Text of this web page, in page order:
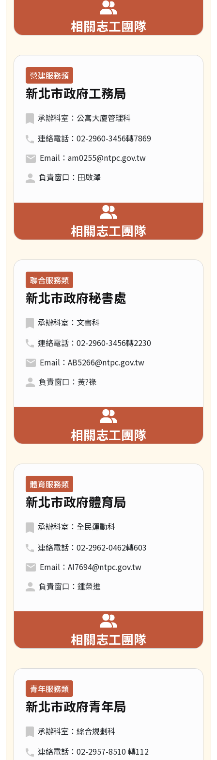
相關志工團隊
領域類別：
營建服務類
新北市政府工務局
承辦科室：公寓大廈管理科
連絡電話：02-2960-3456轉7869
Email：am0255@ntpc.gov.tw
負責窗口：田啟澤
相關志工團隊
領域類別：
聯合服務類
新北市政府秘書處
承辦科室：文書科
連絡電話：02-2960-3456轉2230
Email：AB5266@ntpc.gov.tw
負責窗口：黃?祿
相關志工團隊
領域類別：
體育服務類
新北市政府體育局
承辦科室：全民運動科
連絡電話：02-2962-0462轉603
Email：AI7694@ntpc.gov.tw
負責窗口：鍾榮進
相關志工團隊
領域類別：
青年服務類
新北市政府青年局
承辦科室：綜合規劃科
連絡電話：02-2957-8510 轉112